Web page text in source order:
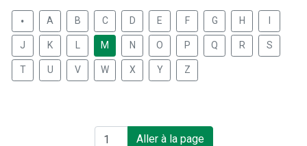
. A B C D E F G H
J K M N O P Q R S
T U V W X Y Z
Aller à la page